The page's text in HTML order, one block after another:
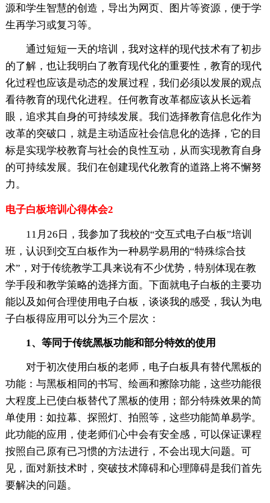
源和学生智慧的创造，导出为网页、图片等资源，便于学
生再学习或复习等。
通过短短一天的培训，我对这样的现代技术有了初步
的了解，也让我明白了教育现代化的重要性，教育的现代
化过程也应该是动态的发展过程，我们必须以发展的观点
看待教育的现代化进程。任何教育改革都应该从长远着
眼，追求其自身的可持续发展。我们选择教育信息化作为
改革的突破口，就是主动适应社会信息化的选择，它的目
标是实现学校教育与社会的良性互动，从而实现教育自身
的可持续发展。我们在创建现代化教育的道路上将不懈努
力。
电子白板培训心得体会2
11月26日，我参加了我校的“交互式电子白板”培训
班，认识到交互白板作为一种易学易用的“特殊综合技
术”，对于传统教学工具来说有不少优势，特别体现在教
学手段和教学策略的选择方面。下面就电子白板的主要功
能以及如何合理使用电子白板，谈谈我的感受，我认为电
子白板得应用可以分为三个层次：
1、等同于传统黑板功能和部分特效的使用
对于初次使用白板的老师，电子白板具有替代黑板的
功能：与黑板相同的书写、绘画和擦除功能，这些功能很
大程度上已使白板替代了黑板的使用；部分特殊效果的简
单使用：如拉幕、探照灯、拍照等，这些功能简单易学。
此功能的应用，使老师们心中会有安全感，可以保证课程
按照自己原有已习惯的方法进行，不会出现大问题。可
见，面对新技术时，突破技术障碍和心理障碍是我们首先
要解决的问题。